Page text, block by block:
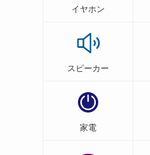
イヤホン
スピーカー
家電